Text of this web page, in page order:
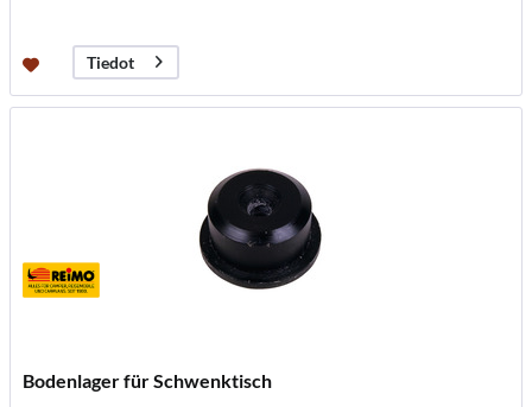
Tiedot
Bodenlager für Schwenktisch